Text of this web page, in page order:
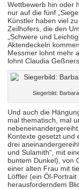
Wettbewerb hin oder
nur auf die fünf
Künstler haben viel
Zeilhofers, die den
„Schwere und
Aktendeckeln
Messmer lohnt mehr
lohnt Claudia
Siegerbild:
Und auch die
mal thematisch, mal
Kontexte gesetzt und
drei
und Sulamith“, mit
buntem Dunkel), von
einer alten Frau mit
Löffler (ein Öl-Portrait
herausforderndem